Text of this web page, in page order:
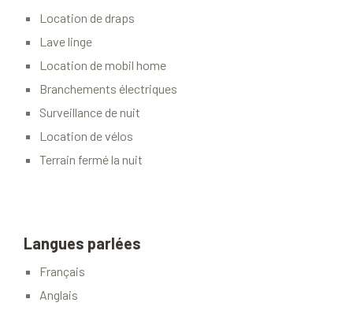
Location de draps
Lave linge
Location de mobil home
Branchements électriques
Surveillance de nuit
Location de vélos
Terrain fermé la nuit
Langues parlées
Français
Anglais